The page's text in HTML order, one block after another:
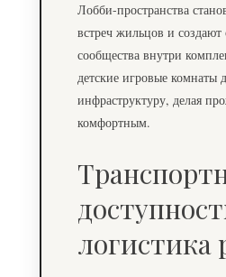
Лобби-пространства
встреч жильцов и
сообщества внутри
детские игровые комнаты
инфраструктуру, делая
комфортным.
логистика